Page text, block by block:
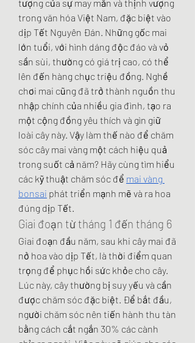
tượng của sự may mắn và thịnh vượng
trong văn hóa Việt Nam, đặc biệt vào
dịp Tết Nguyên Đán. Những gốc mai
lớn tuổi, với hình dáng độc đáo và vỏ
sần sùi, thường có giá trị cao, có thể
lên đến hàng chục triệu đồng. Nghề
chơi mai cũng đã trở thành nguồn thu
nhập chính của nhiều gia đình, tạo ra
một cộng đồng yêu thích và gìn giữ
loài cây này. Vậy làm thế nào để chăm
sóc cây mai vàng một cách hiệu quả
trong suốt cả năm? Hãy cùng tìm hiểu
các kỹ thuật chăm sóc để mai vàng
bonsai phát triển mạnh mẽ và ra hoa
đúng dịp Tết.
Giai đoạn từ tháng 1 đến tháng 6
Giai đoạn đầu năm, sau khi cây mai đã
nở hoa vào dịp Tết, là thời điểm quan
trọng để phục hồi sức khỏe cho cây.
Lúc này, cây thường bị suy yếu và cần
được chăm sóc đặc biệt. Để bắt đầu,
người chăm sóc nên tiến hành thu tàn
bằng cách cắt ngắn 30% các cành